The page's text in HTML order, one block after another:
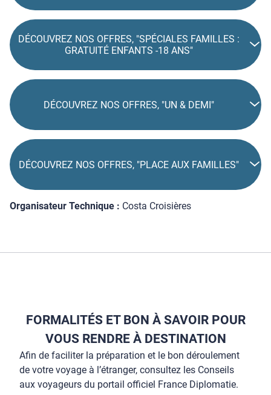
DÉCOUVREZ NOS OFFRES, "SPÉCIALES FAMILLES :
GRATUITÉ ENFANTS -18 ANS"
DÉCOUVREZ NOS OFFRES, "UN & DEMI"
DÉCOUVREZ NOS OFFRES, "PLACE AUX FAMILLES"
Organisateur Technique : Costa Croisières
FORMALITÉS ET BON À SAVOIR POUR
VOUS RENDRE À DESTINATION
Afin de faciliter la préparation et le bon déroulement
de votre voyage à l’étranger, consultez les Conseils
aux voyageurs du portail officiel France Diplomatie.